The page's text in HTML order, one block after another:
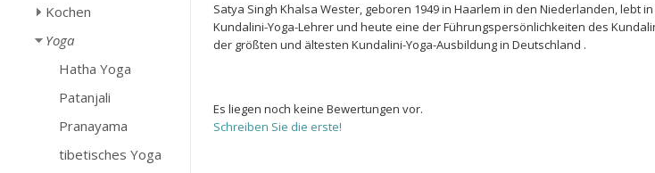
Kochen
Yoga
Hatha Yoga
Patanjali
Pranayama
tibetisches Yoga
Satya Singh Khalsa Wester, geboren 1949 in Haarlem in den Niederlanden, lebt
Kundalini-Yoga-Lehrer und heute eine der Führungspersönlichkeiten des
der größten und ältesten Kundalini-Yoga-Ausbildung in Deutschland .
Es liegen noch keine Bewertungen vor.
Schreiben Sie die erste!